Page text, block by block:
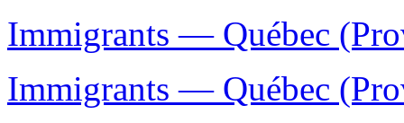
Immigrants — Québec
Immigrants — Québec